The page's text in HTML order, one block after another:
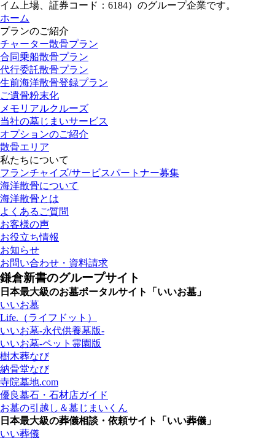
イム上場、証券コード：6184）のグループ企業です。
ホーム
プランのご紹介
チャーター散骨プラン
合同乗船散骨プラン
代行委託散骨プラン
生前海洋散骨登録プラン
ご遺骨粉末化
メモリアルクルーズ
当社の墓じまいサービス
オプションのご紹介
散骨エリア
私たちについて
フランチャイズ/サービスパートナー募集
海洋散骨について
海洋散骨とは
よくあるご質問
お客様の声
お役立ち情報
お知らせ
お問い合わせ・資料請求
鎌倉新書のグループサイト
日本最大級のお墓ポータルサイト「いいお墓」
いいお墓
Life.（ライフドット）
いいお墓-永代供養墓版-
いいお墓-ペット霊園版
樹木葬なび
納骨堂なび
寺院墓地.com
優良墓石・石材店ガイド
お墓の引越し＆墓じまいくん
日本最大級の葬儀相談・依頼サイト「いい葬儀」
いい葬儀